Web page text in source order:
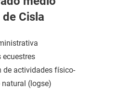
Cisla
ecuestres
de actividades físico-
(logse)